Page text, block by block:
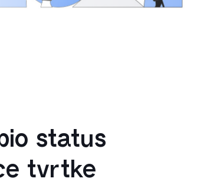
status
tvrtke